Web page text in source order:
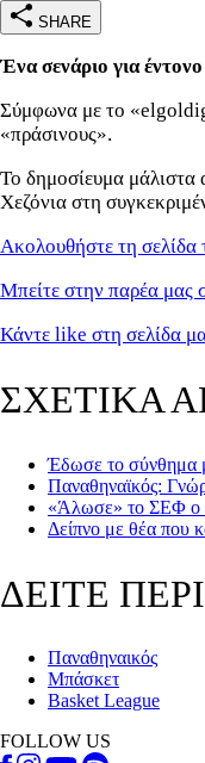
SHARE
Ένα σενάριο γιαέντονο
Σύμφωνα με το
«πράσινους».
Το δημοσίευμα μάλιστα
Χεζόνια στη
Ακολουθήστε τη
Μπείτε στην παρέα μας
Κάντε like στη σελίδα
ΣΧΕΤΙΚΑ
Έδωσε το σύνθημα
Παναθηναϊκός:
«Άλωσε» το ΣΕΦ ο
Δείπνο με θέα που
ΔΕΙΤΕ
Παναθηναικός
Μπάσκετ
Basket League
FOLLOW US